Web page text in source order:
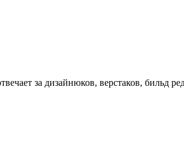
за дизайнюков, верстаков, бильд